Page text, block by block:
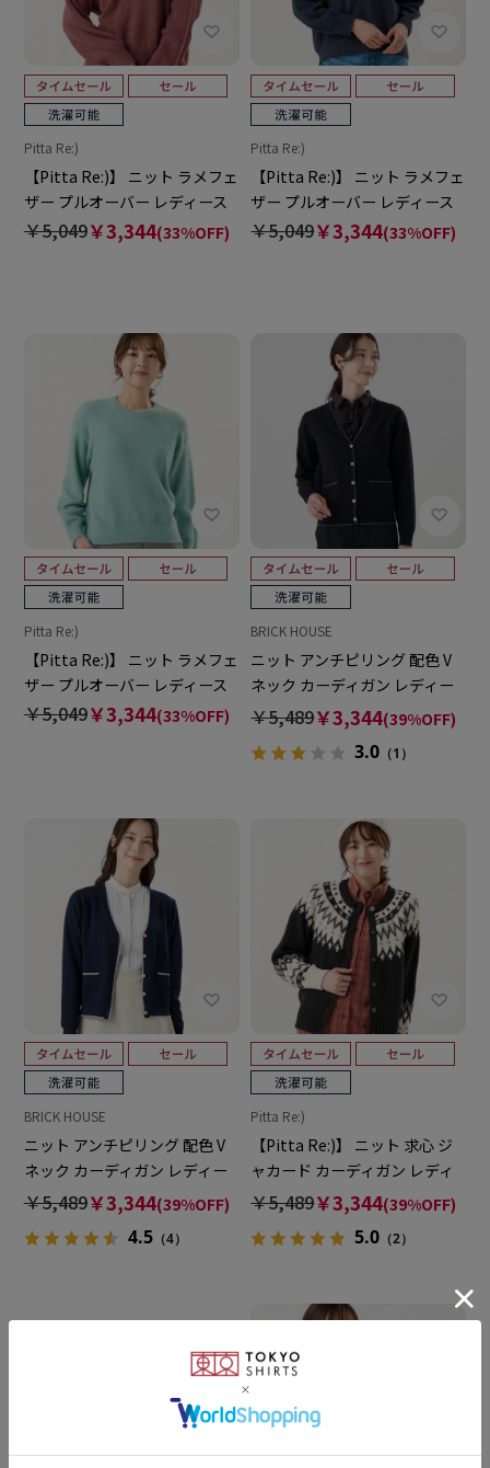
Pitta Re:)
【Pitta Re:)】 ニット ラメフェ
ザー プルオーバー レディース
￥5,049￥3,344(33%OFF)
Pitta Re:)
【Pitta Re:)】 ニット ラメフェ
ザー プルオーバー レディース
￥5,049￥3,344(33%OFF)
Pitta Re:)
【Pitta Re:)】 ニット ラメフェ
ザー プルオーバー レディース
￥5,049￥3,344(33%OFF)
BRICK HOUSE
ニット アンチピリング 配色 V
ネック カーディガン レディー
ス
￥5,489￥3,344(39%OFF)
3.0 （1）
BRICK HOUSE
ニット アンチピリング 配色 V
ネック カーディガン レディー
ス
￥5,489￥3,344(39%OFF)
4.5（4）
Pitta Re:)
【Pitta Re:)】 ニット 求心 ジ
ャカード カーディガン レディ
ース
￥5,489￥3,344(39%OFF)
5.0 （2）